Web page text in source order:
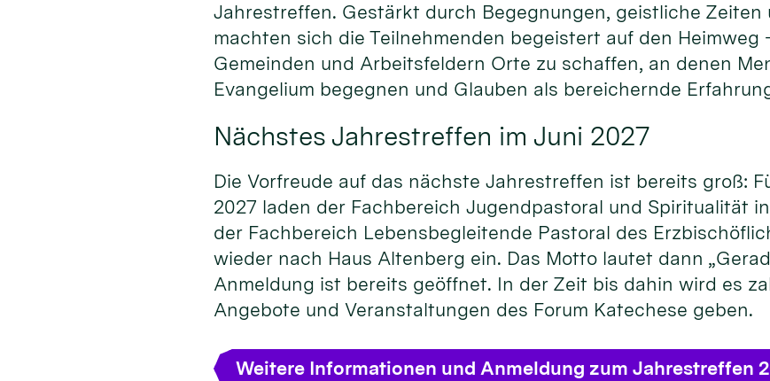
Jahrestreffen. Gestärkt durch Begegnungen, geistliche Zeiten
machten sich die Teilnehmenden begeistert auf den Heimweg
Gemeinden und Arbeitsfeldern Orte zu schaffen, an denen
Evangelium begegnen und Glauben als bereichernde
Nächstes Jahrestreffen im Juni 2027
Die Vorfreude auf das nächste Jahrestreffen ist bereits groß:
2027 laden der Fachbereich Jugendpastoral und Spiritualität
der Fachbereich Lebensbegleitende Pastoral des
wieder nach Haus Altenberg ein. Das Motto lautet dann
Anmeldung ist bereits geöffnet. In der Zeit bis dahin wird es
Angebote und Veranstaltungen des Forum Katechese geben.
Weitere Informationen und Anmeldung zum Jahrestreffen